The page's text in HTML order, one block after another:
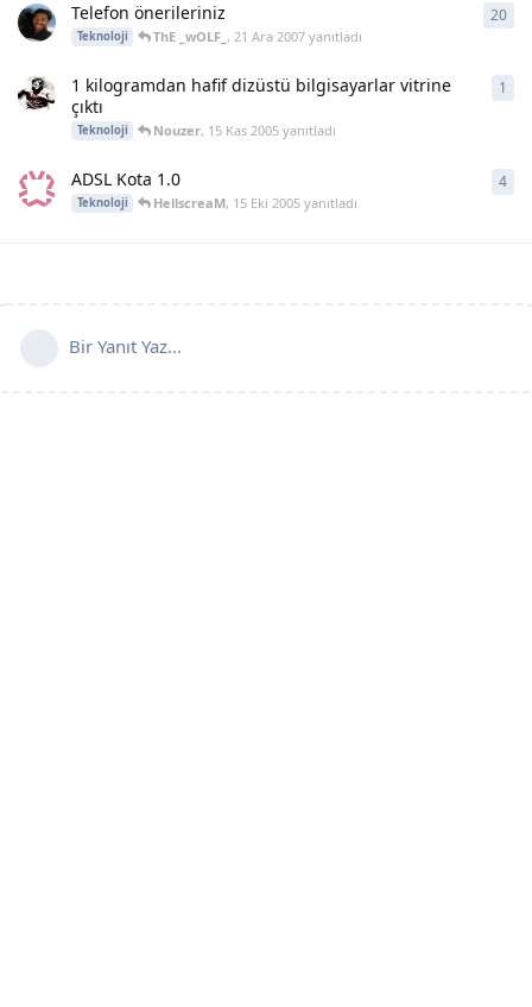
Telefon önerileriniz
Teknoloji ThE _wOLF_ ,21 Ara 2007 yanıtladı
20
1 kilogramdan hafif dizüstü bilgisayarlar vitrine
çıktı
Teknoloji Nouzer, 15 Kas 2005 yanıtladı
1
ADSL Kota 1.0
Teknoloji HellscreaM, 15 Eki 2005 yanıtladı
4
Bir Yanıt Yaz...